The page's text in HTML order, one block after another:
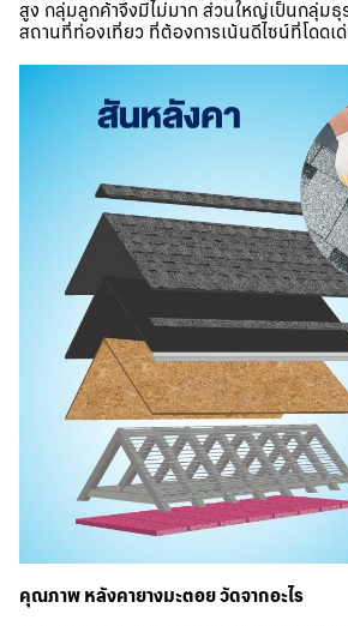
สูง กลุ่มลูกค้าจึงมีไม่มาก ส่วนใหญ่เป็นกลุ่มธุ
สถานที่ท่องเที่ยว ที่ต้องการเน้นดีไซน์ที่โดดเ
คุณภาพ หลังคายางมะตอย วัดจากอะไร